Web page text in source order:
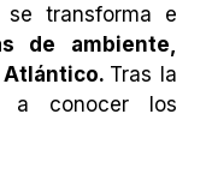
se transforma e
de ambiente,
Tras la
a conocer los